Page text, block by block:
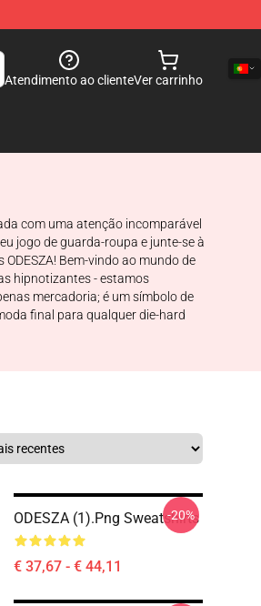
Atendimento ao clienteVer carrinho
com uma atenção incomparável
jogo de guarda-roupa e junte-se à
Bem-vindo ao mundo de
hipnotizantes - estamos
mercadoria; é um símbolo de
final para qualquer die-hard
ODESZA (1).png Sweatshirts
€ 37,67 - € 44,11
-20%